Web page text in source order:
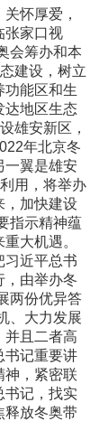
怀厚爱，
张家口视
会筹办和本
建设，树立
功能区和生
达地区生态
雄安新区，
年北京冬
一翼是雄安
用，将举办
，加快建设
指示精神蕴
大机遇。
习近平总书
，由举办冬
两份优异答
、大力发展
并且二者高
书记重要讲
神，紧密联
书记，找实
释放冬奥带